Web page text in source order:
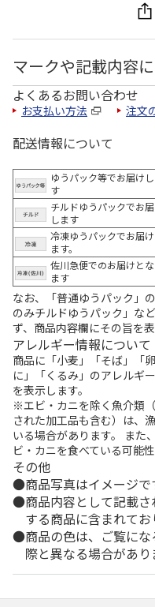
マークや記載内容
よくあるお問い合わせ
お支払い方法 注文
配送情報について
ゆうパック等でお届け
す
チルドゆうパックでお
します
冷凍ゆうパックでお届
ます。
佐川急便でのお届けとな
ます
なお、「普通ゆうパック」
のみチルドゆうパック」な
ず、商品内容欄にその旨を表
アレルギー情報について
商品に「小麦」「そば」「
に」「くるみ」のアレルギ
を表示します。
※エビ・カニを除く魚介類
された加工品も含む）は、
いる場合があります。 また
ビ・カニを食べている可能性
その他
商品写真はイメージで
商品内容として記載
する商品に含まれてお
商品の色は、ご覧に
際と異なる場合があり